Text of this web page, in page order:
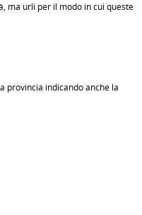
ma urli per il modo in cui queste
provincia indicando anche la